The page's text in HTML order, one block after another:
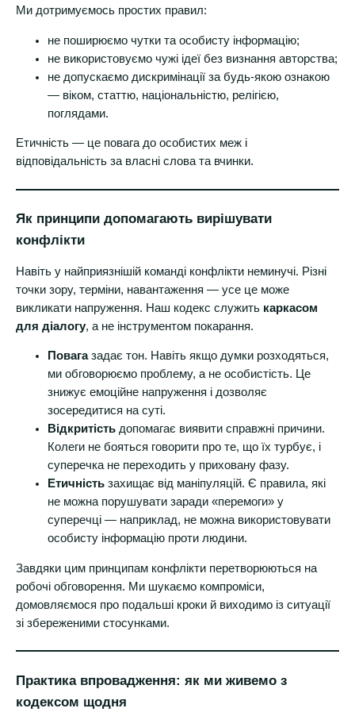
Ми дотримуємось простих правил:
не поширюємо чутки та особисту інформацію;
не використовуємо чужі ідеї без визнання авторства;
не допускаємо дискримінації за будь-якою ознакою
— віком, статтю, національністю, релігією,
поглядами.
Етичність — це повага до особистих меж і
відповідальність за власні слова та вчинки.
Як принципи допомагають вирішувати
конфлікти
Навіть у найприязнішій команді конфлікти неминучі. Різні
точки зору, терміни, навантаження — усе це може
викликати напруження. Наш кодекс служить каркасом
для діалогу, а не інструментом покарання.
Повагазадає тон. Навіть якщо думки розходяться,
ми обговорюємо проблему, а не особистість. Це
знижує емоційне напруження і дозволяє
зосередитися на суті.
Відкритість допомагає виявити справжні причини.
Колеги не бояться говорити про те, що їх турбує, і
суперечка не переходить у приховану фазу.
Етичність захищає від маніпуляцій. Є правила, які
не можна порушувати заради «перемоги» у
суперечці — наприклад, не можна використовувати
особисту інформацію проти людини.
Завдяки цим принципам конфлікти перетворюються на
робочі обговорення. Ми шукаємо компроміси,
домовляємося про подальші кроки й виходимо із ситуації
зі збереженими стосунками.
Практика впровадження: як ми живемо з
кодексом щодня